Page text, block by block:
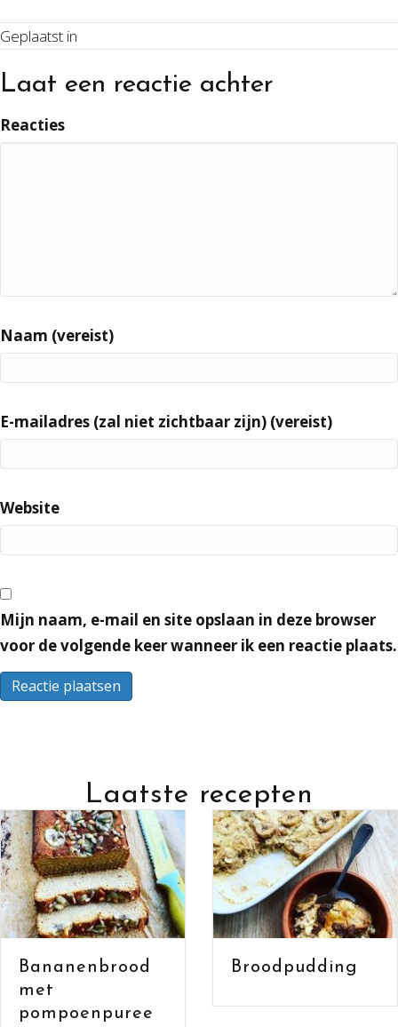
Geplaatst in
Laat een reactie achter
Reacties
Naam (vereist)
E-mailadres (zal niet zichtbaar zijn) (vereist)
Website
Mijn naam, e-mail en site opslaan in deze browser
voor de volgende keer wanneer ik een reactie plaats.
Laatste recepten
Broodpudding